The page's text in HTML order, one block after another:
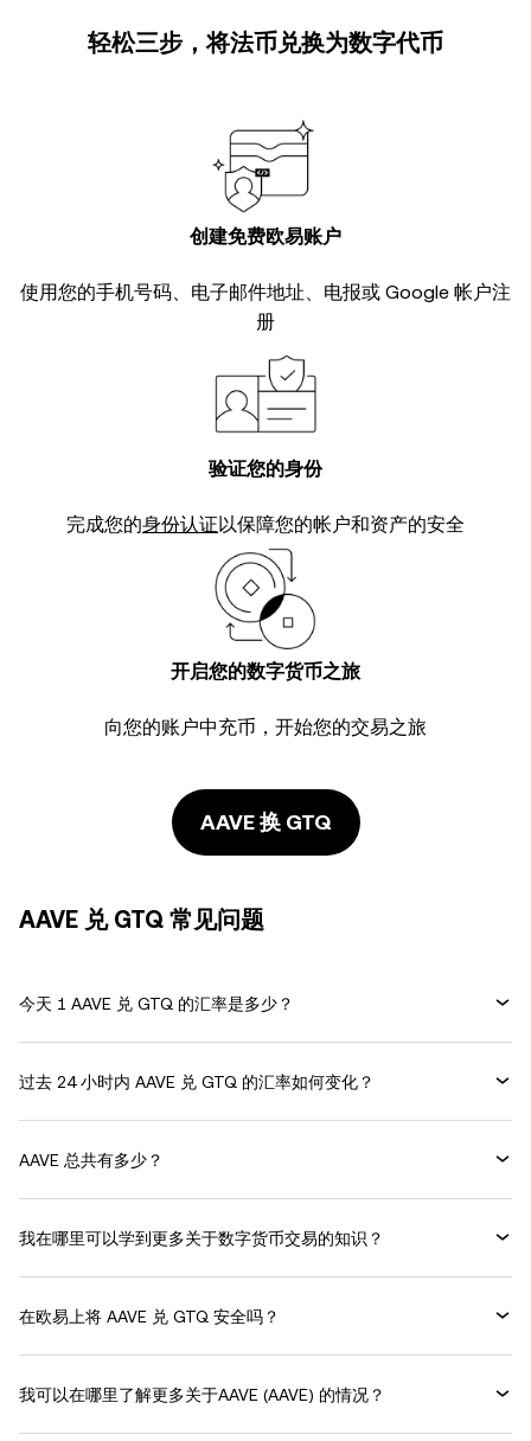
轻松三步，将法币兑换为数字代币
创建免费欧易账户
使用您的手机号码、电子邮件地址、电报或 Google 帐户注
册
验证您的身份
完成您的身份认证以保障您的帐户和资产的安全
开启您的数字货币之旅
向您的账户中充币，开始您的交易之旅
AAVE 换 GTQ
AAVE 兑 GTQ 常见问题
今天 1 AAVE 兑 GTQ 的汇率是多少？
过去 24 小时内 AAVE 兑 GTQ 的汇率如何变化？
AAVE 总共有多少？
我在哪里可以学到更多关于数字货币交易的知识？
在欧易上将 AAVE 兑 GTQ 安全吗？
我可以在哪里了解更多关于AAVE (AAVE) 的情况？